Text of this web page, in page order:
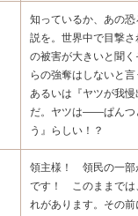
知っているか、あの
説を。世界中で目撃
の被害が大きいと聞
らの強奪はしないと言
あるいは『ヤツが我
だ。ヤツは――ぱんつ
う』らしい！？
領主様！ 領民の一部
です！ このままでは
れがあります。その